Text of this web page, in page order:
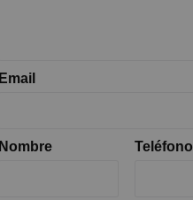
Email
Nombre Teléfono